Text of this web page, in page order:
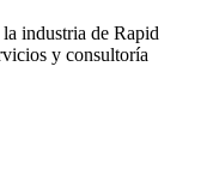
industria de Rapid
y consultoría